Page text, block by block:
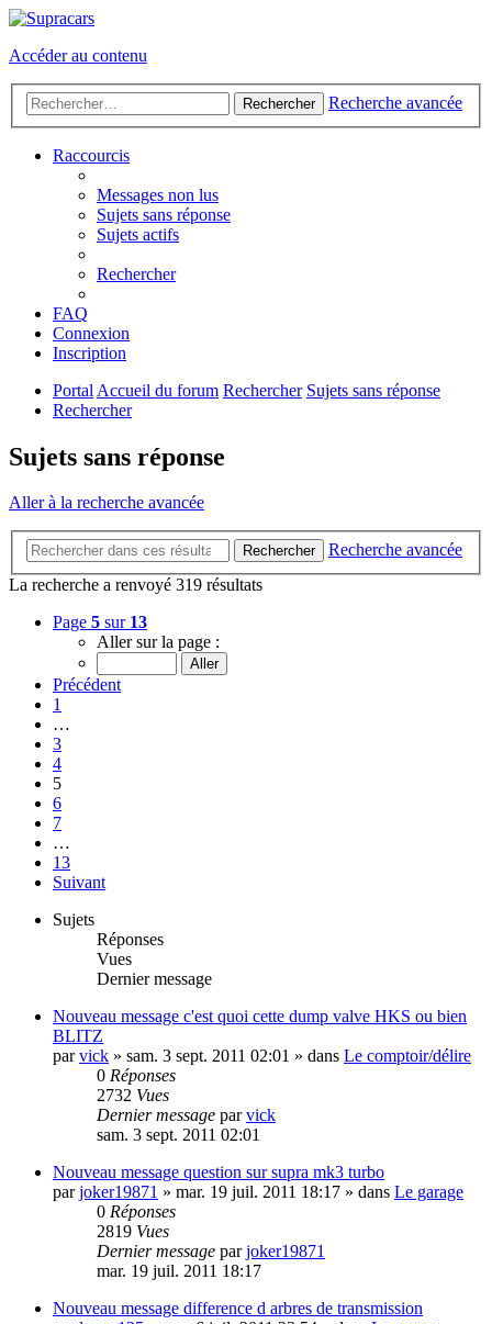
Accéder au contenu
Rechercher Recherche avancée
Raccourcis
Messages non lus
Sujets sans réponse
Sujets actifs
Rechercher
FAQ
Connexion
Inscription
Portal Accueil du forum Rechercher Sujets sans réponse
Rechercher
Sujets sans réponse
Aller à la recherche avancée
Rechercher
Recherche avancée
La recherche a renvoyé 319 résultats
Page 5 sur 13
Aller sur la page :
Précédent
1
…
3
4
5
6
7
…
13
Suivant
Sujets
Réponses
Vues
Dernier message
Nouveau message c'est quoi cette dump valve HKS ou bien
BLITZ
parvick » sam. 3 sept. 2011 02:01 » dans Le comptoir/délire
0 Réponses
2732 Vues
Dernier message parvick
sam. 3 sept. 2011 02:01
Nouveau message question sur supra mk3 turbo
parjoker19871 » mar. 19 juil. 2011 18:17 » dans Le garage
0 Réponses
2819 Vues
Dernier message parjoker19871
mar. 19 juil. 2011 18:17
Nouveau message difference d arbres de transmission